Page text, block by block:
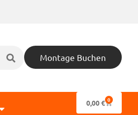
Montage Buchen
0,00€ 0